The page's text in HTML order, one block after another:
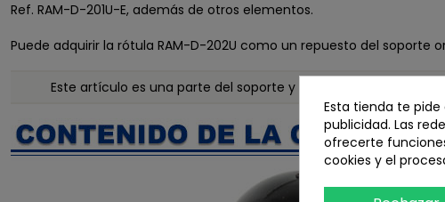
Ref. RAM-D-201U-E, además de otros elementos.
Puede adquirir la rótula RAM-D-202U como un repuesto del
Este artículo es una parte del soporte y deberá de
Esta tienda te
publicidad. Las
ofrecerte
cookies y el